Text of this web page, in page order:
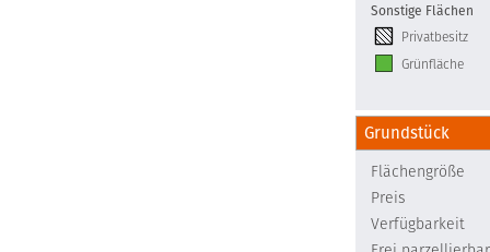
Sonstige Flächen
Privatbesitz
Grünfläche
Grundstück
Flächengröße
Preis
Verfügbarkeit